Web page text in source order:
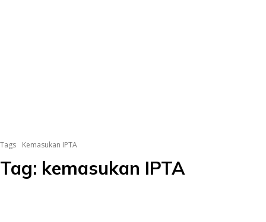
Tags Kemasukan IPTA
Tag: kemasukan IPTA